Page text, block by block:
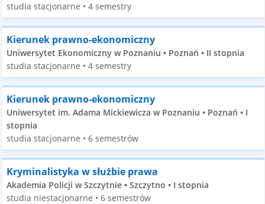
studia stacjonarne • 4 semestry
Kierunek prawno-ekonomiczny
Uniwersytet Ekonomiczny w Poznaniu • Poznań • II stopnia
studia stacjonarne • 4 semestry
Kierunek prawno-ekonomiczny
Uniwersytet im. Adama Mickiewicza w Poznaniu • Poznań • I
stopnia
studia stacjonarne • 6 semestrów
Kryminalistyka w służbie prawa
Akademia Policji w Szczytnie • Szczytno • I stopnia
studia niestacjonarne • 6 semestrów